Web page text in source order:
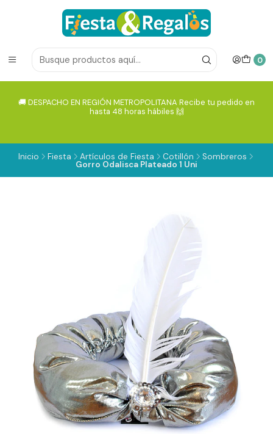
0
🚚 DESPACHO EN REGIÓN METROPOLITANA Recibe tu pedido en
hasta 48 horas hábiles 🙌
Inicio Fiesta Artículos de Fiesta Cotillón Sombreros
Gorro Odalisca Plateado 1 Uni